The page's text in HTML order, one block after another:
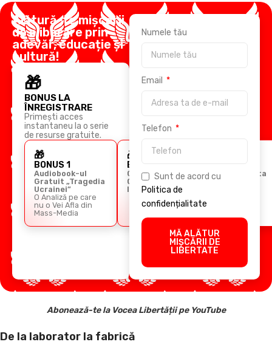
Alătură-te mișcării
de eliberare prin
adevăr, educație și
cultură!
🎁
BONUS LA
ÎNREGISTRARE
Primești acces
instantaneu la o serie
de resurse gratuite.
🎁
BONUS 1
Audiobook-ul
Gratuit „Tragedia
Ucrainei”
O Analiză pe care
nu o Vei Afla din
Mass-Media
🎁
BONUS 2
Ghidul
Comunicării
Imperiale
Cursul Arta
Retoricii
Numele tău
Email
Telefon
Sunt de acord cu
Politica de
confidențialitate
MĂ ALĂTUR
MIȘCĂRII DE
LIBERTATE
Abonează-te la Vocea Libertății pe YouTube
De la laborator la fabrică